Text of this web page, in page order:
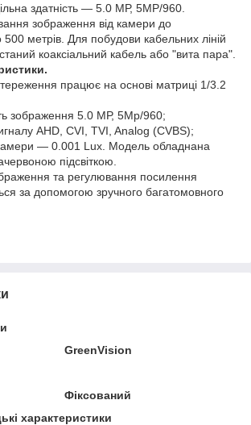
здатність — 5.0 МР, 5MP/960.
зображення від камери до
метрів. Для побудови кабельних ліній
коаксіальний кабель або "вита пара".
працює на основі матриці 1/3.2
зображення 5.0 МР, 5Мр/960;
AHD, CVI, TVI, Analog (CVBS);
камери — 0.001 Lux. Модель обладнана
підсвіткою.
та регулювання посилення
за допомогою зручного багатомовного
GreenVision
Фіксований
характеристики